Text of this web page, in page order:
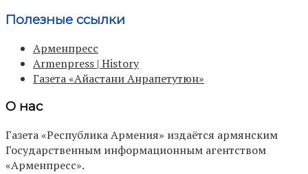
Полезные ссылки
Арменпресс
Armenpress | History
Газета «Айастани Анрапетутюн»
О нас
Газета «Республика Армения» издаётся армянским
Государственным информационным агентством
«Арменпресс».